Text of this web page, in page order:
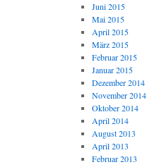
Juni 2015
Mai 2015
April 2015
März 2015
Februar 2015
Januar 2015
Dezember 2014
November 2014
Oktober 2014
April 2014
August 2013
April 2013
Februar 2013